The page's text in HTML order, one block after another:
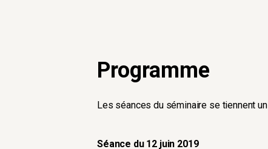
Programme
Les séances du séminaire se tiennent
Séance du 12 juin 2019